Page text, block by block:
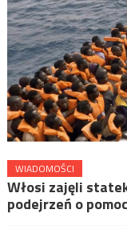
WIADOMOŚCI
Włosi zajęli
podejrzeń o